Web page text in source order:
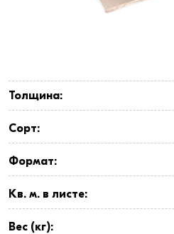
Толщина:
Сорт:
Формат:
Кв. м. в листе:
Вес (кг):